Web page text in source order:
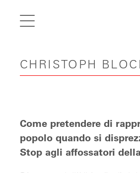
CHRISTOPH
en
Home
Gallery
Carreer
Come pretendere di
popolo quando si
Stop agli affossatori